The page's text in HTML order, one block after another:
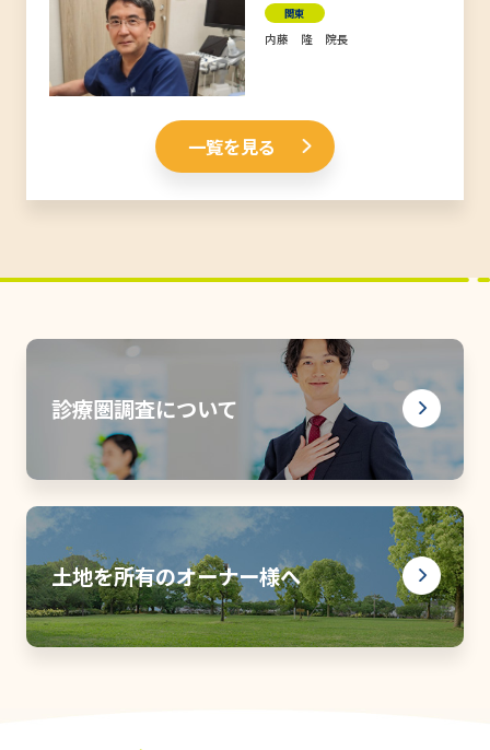
関東
内藤 隆 院長
一覧を見る
診療圏調査について
土地を所有のオーナー様へ